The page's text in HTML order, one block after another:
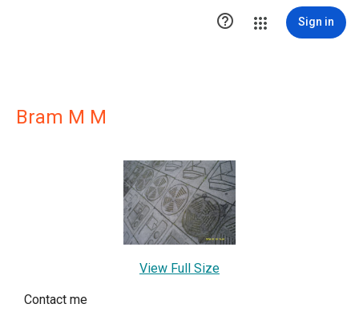
 Sign in
Bram M M
View Full Size
Contact me